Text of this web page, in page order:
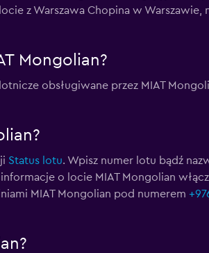
z Warszawa Chopina w Warszawie,
Mongolian?
obsługiwane przez MIAT
Status lotu. Wpisz numer lotu bądź
o locie MIAT Mongolian
MIAT Mongolian pod numerem